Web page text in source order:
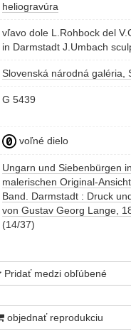
heliogravúra
vľavo dole L.Rohbock del
in Darmstadt J.Umbach
Slovenská národná galéria,
G 5439
voľné dielo
Ungarn und Siebenbürgen in
malerischen Original-
Band. Darmstadt : Druck
von Gustav Georg Lange,
(14/37)
Pridať medzi obľúbené
objednať reprodukciu